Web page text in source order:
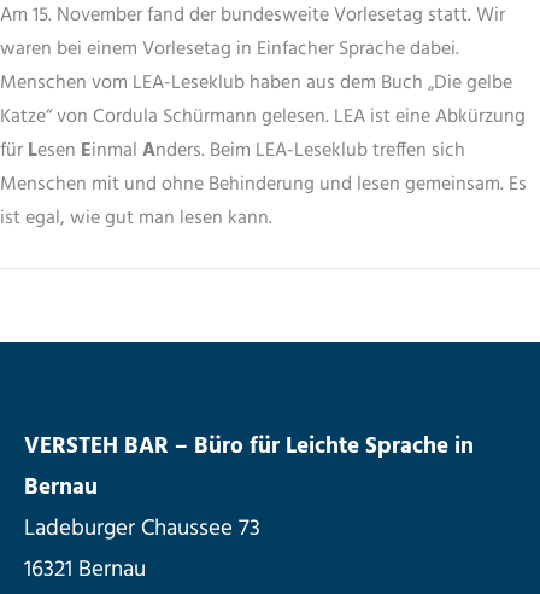
Am 15. November fand der bundesweite Vorlesetag statt. Wir
waren bei einem Vorlesetag in Einfacher Sprache dabei.
Menschen vom LEA-Leseklub haben aus dem Buch „Die gelbe
Katze“ von Cordula Schürmann gelesen. LEA ist eine Abkürzung
für Lesen Einmal Anders. Beim LEA-Leseklub treffen sich
Menschen mit und ohne Behinderung und lesen gemeinsam. Es
ist egal, wie gut man lesen kann.
VERSTEH BAR – Büro für Leichte Sprache in
Bernau
Ladeburger Chaussee 73
16321 Bernau